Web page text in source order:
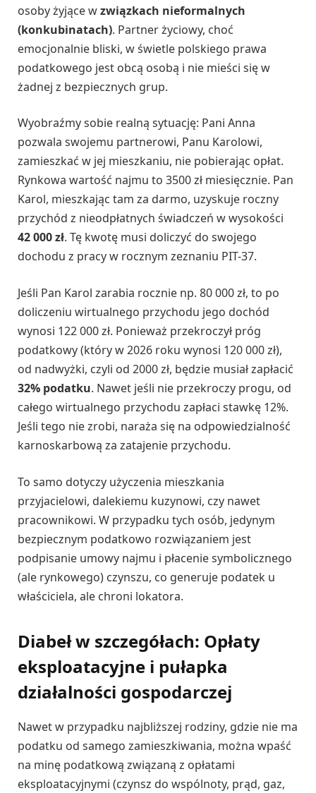
osoby żyjące wzwiązkach nieformalnych
(konkubinatach). Partner życiowy, choć
emocjonalnie bliski, w świetle polskiego prawa
podatkowego jest obcą osobą i nie mieści się w
żadnej z bezpiecznych grup.
Wyobraźmy sobie realną sytuację: Pani Anna
pozwala swojemu partnerowi, Panu Karolowi,
zamieszkać w jej mieszkaniu, nie pobierając opłat.
Rynkowa wartość najmu to 3500 zł miesięcznie. Pan
Karol, mieszkając tam za darmo, uzyskuje roczny
przychód z nieodpłatnych świadczeń w wysokości
42 000 zł. Tę kwotę musi doliczyć do swojego
dochodu z pracy w rocznym zeznaniu PIT-37.
Jeśli Pan Karol zarabia rocznie np. 80 000 zł, to po
doliczeniu wirtualnego przychodu jego dochód
wynosi 122 000 zł. Ponieważ przekroczył próg
podatkowy (który w 2026 roku wynosi 120 000 zł),
od nadwyżki, czyli od 2000 zł, będzie musiał zapłacić
32% podatku. Nawet jeśli nie przekroczy progu, od
całego wirtualnego przychodu zapłaci stawkę 12%.
Jeśli tego nie zrobi, naraża się na odpowiedzialność
karnoskarbową za zatajenie przychodu.
To samo dotyczy użyczenia mieszkania
przyjacielowi, dalekiemu kuzynowi, czy nawet
pracownikowi. W przypadku tych osób, jedynym
bezpiecznym podatkowo rozwiązaniem jest
podpisanie umowy najmu i płacenie symbolicznego
(ale rynkowego) czynszu, co generuje podatek u
właściciela, ale chroni lokatora.
Diabeł w szczegółach: Opłaty
eksploatacyjne i pułapka
działalności gospodarczej
Nawet w przypadku najbliższej rodziny, gdzie nie ma
podatku od samego zamieszkiwania, można wpaść
na minę podatkową związaną z opłatami
eksploatacyjnymi (czynsz do wspólnoty, prąd, gaz,